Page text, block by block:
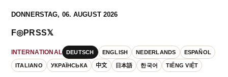
DONNERSTAG, 06. AUGUST 2026
INTERNATIONAL DEUTSCH ENGLISH NEDERLANDS ESPAÑOL
ITALIANO УКРАЇНСЬКА 中文 日本語 한국어 TIẾNG VIỆT
F◎PRSS𝕏